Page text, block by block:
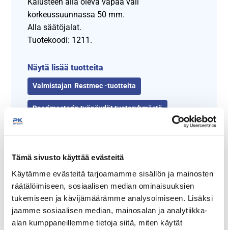
Tämä sivusto käyttää evästeitä
Käytämme evästeitä tarjoamamme sisällön ja mainosten
räätälöimiseen, sosiaalisen median ominaisuuksien
tukemiseen ja kävijämäärämme analysoimiseen. Lisäksi
jaamme sosiaalisen median, mainosalan ja analytiikka-
alan kumppaneillemme tietoja siitä, miten käytät
korkeussuunnassa 50 mm.
Alla säätöjalat.
Tuotekoodi: 1211.
Näytä lisää tuotteita
Restmec -tuotteita
Baarimestarin työpöydät tuoteryhmästä